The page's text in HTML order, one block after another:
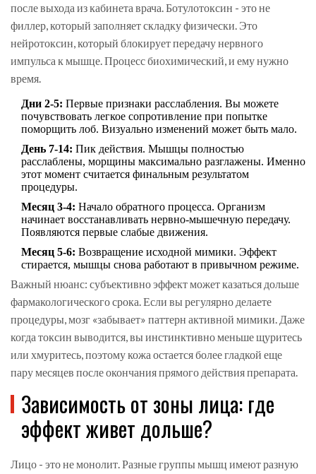
после выхода из кабинета врача. Ботулотоксин - это не
филлер, который заполняет складку физически. Это
нейротоксин, который блокирует передачу нервного
импульса к мышце. Процесс биохимический, и ему нужно
время.
Дни 2-5: Первые признаки расслабления. Вы можете
почувствовать легкое сопротивление при попытке
поморщить лоб. Визуально изменений может быть мало.
День 7-14: Пик действия. Мышцы полностью
расслаблены, морщины максимально разглажены. Именно
этот момент считается финальным результатом
процедуры.
Месяц 3-4: Начало обратного процесса. Организм
начинает восстанавливать нервно-мышечную передачу.
Появляются первые слабые движения.
Месяц 5-6: Возвращение исходной мимики. Эффект
стирается, мышцы снова работают в привычном режиме.
Важный нюанс: субъективно эффект может казаться дольше
фармакологического срока. Если вы регулярно делаете
процедуры, мозг «забывает» паттерн активной мимики. Даже
когда токсин выводится, вы инстинктивно меньше щуритесь
или хмуритесь, поэтому кожа остается более гладкой еще
пару месяцев после окончания прямого действия препарата.
Зависимость от зоны лица: где
эффект живет дольше?
Лицо - это не монолит. Разные группы мышц имеют разную